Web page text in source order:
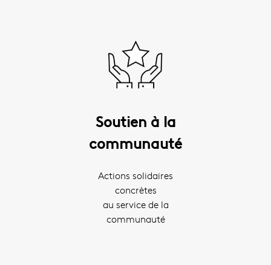
Soutien à la
communauté
Actions solidaires
concrètes
au service de la
communauté